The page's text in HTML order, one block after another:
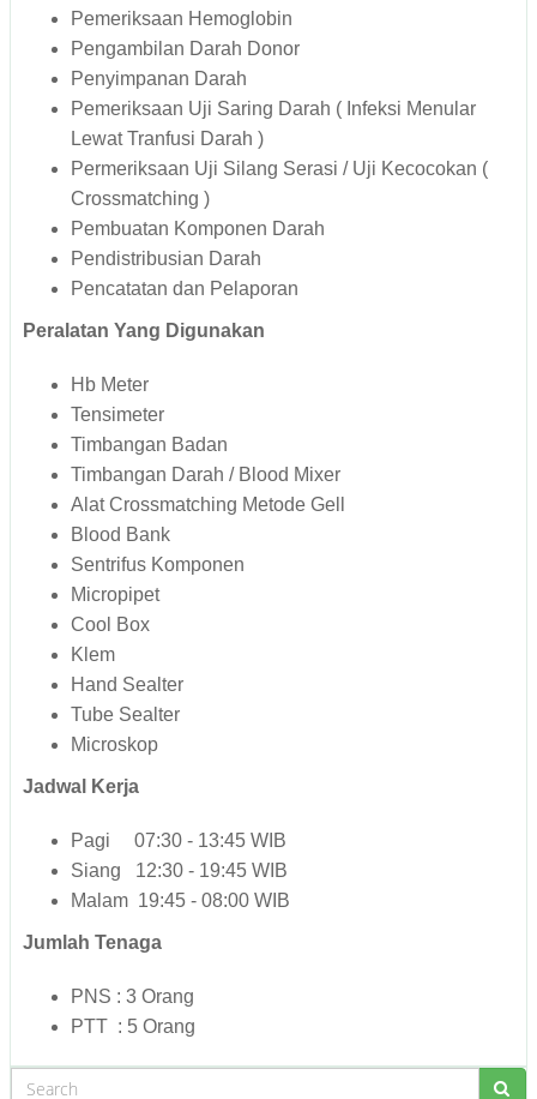
Pemeriksaan Hemoglobin
Pengambilan Darah Donor
Penyimpanan Darah
Pemeriksaan Uji Saring Darah ( Infeksi Menular
Lewat Tranfusi Darah )
Permeriksaan Uji Silang Serasi / Uji Kecocokan (
Crossmatching )
Pembuatan Komponen Darah
Pendistribusian Darah
Pencatatan dan Pelaporan
Peralatan Yang Digunakan
Hb Meter
Tensimeter
Timbangan Badan
Timbangan Darah / Blood Mixer
Alat Crossmatching Metode Gell
Blood Bank
Sentrifus Komponen
Micropipet
Cool Box
Klem
Hand Sealter
Tube Sealter
Microskop
Jadwal Kerja
Pagi 07:30 - 13:45 WIB
Siang 12:30 - 19:45 WIB
Malam 19:45 - 08:00 WIB
Jumlah Tenaga
PNS : 3 Orang
PTT : 5 Orang